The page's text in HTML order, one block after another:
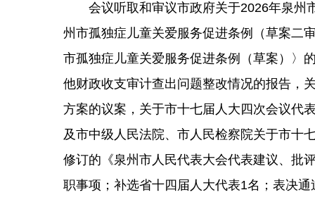
会议听取和审议市政府关于2026年泉州
州市孤独症儿童关爱服务促进条例（草案二
市孤独症儿童关爱服务促进条例（草案）〉
他财政收支审计查出问题整改情况的报告，
方案的议案，关于市十七届人大四次会议代
及市中级人民法院、市人民检察院关于市十
修订的《泉州市人民代表大会代表建议、批
职事项；补选省十四届人大代表1名；表决